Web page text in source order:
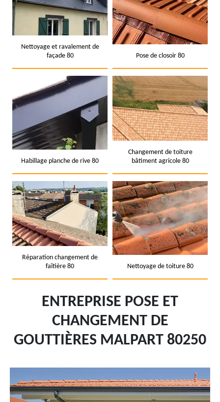
Nettoyage et ravalement de
façade 80
Pose de closoir 80
Habillage planche de rive 80
Changement de toiture
bâtiment agricole 80
Réparation changement de
faîtière 80
Nettoyage de toiture 80
ENTREPRISE POSE ET
CHANGEMENT DE
GOUTTIÈRES MALPART 80250